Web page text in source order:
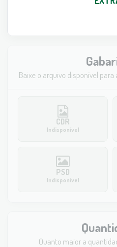
Baixe o arquivo disponível
CDR
Indisponível
PSD
Indisponível
Quanto maior a